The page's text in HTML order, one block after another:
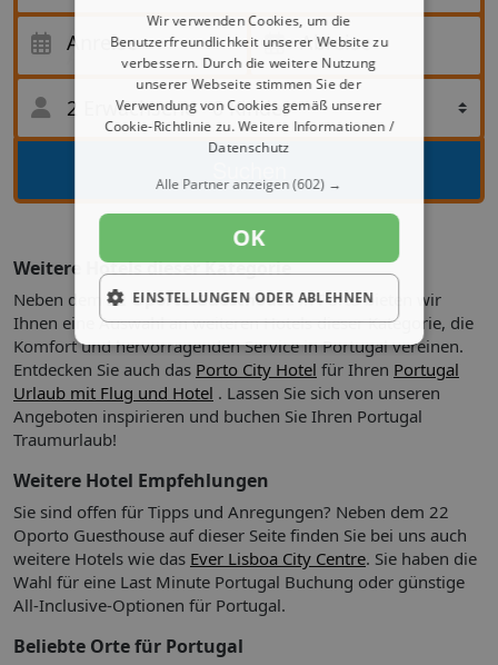
Anreise
Abreise
Anreise Abreise
2 Erwachsene·0 Kinder
Weitere Hotels dieser Kategorie
Neben dem 22 Oporto Guesthousein Porto bieten wir
Ihnen eine Auswahl an weiteren Hotels dieser Kategorie, die
Komfort und hervorragenden Service in Portugal vereinen.
Entdecken Sie auch das Porto City Hotel für Ihren Portugal
Urlaub mit Flug und Hotel . Lassen Sie sich von unseren
Angeboten inspirieren und buchen Sie Ihren Portugal
Traumurlaub!
Weitere Hotel Empfehlungen
Sie sind offen für Tipps und Anregungen? Neben dem 22
Oporto Guesthouse auf dieser Seite finden Sie bei uns auch
weitere Hotels wie das Ever Lisboa City Centre. Sie haben die
Wahl für eine Last Minute Portugal Buchung oder günstige
All-Inclusive-Optionen für Portugal.
Beliebte Orte für Portugal
Wir verwenden Cookies, um die
Benutzerfreundlichkeit unserer Website zu
verbessern. Durch die weitere Nutzung
unserer Webseite stimmen Sie der
Verwendung von Cookies gemäß unserer
Cookie-Richtlinie zu.Weitere Informationen /
Datenschutz
Alle Partner anzeigen(602) →
OK
EINSTELLUNGEN ODER ABLEHNEN